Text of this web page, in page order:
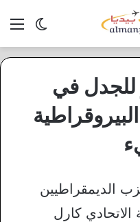
الوضع
للجدل في
الديمقراطيين
الاتحادي كارل